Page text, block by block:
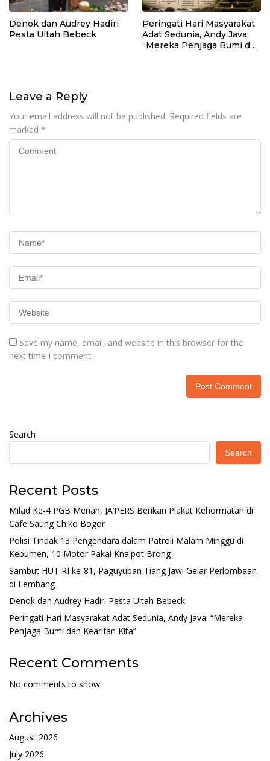
Denok dan Audrey Hadiri
Pesta Ultah Bebeck
Peringati Hari Masyarakat
Adat Sedunia, Andy Java:
“Mereka Penjaga Bumi dan
Leave a Reply
Your email address will not be published. Required fields are
marked *
Save my name, email, and website in this browser for the
next time I comment.
Search
Search
Recent Posts
Milad Ke-4 PGB Meriah, JA’PERS Berikan Plakat Kehormatan di
Cafe Saung Chiko Bogor
Polisi Tindak 13 Pengendara dalam Patroli Malam Minggu di
Kebumen, 10 Motor Pakai Knalpot Brong
Sambut HUT RI ke-81, Paguyuban Tiang Jawi Gelar Perlombaan
di Lembang
Denok dan Audrey Hadiri Pesta Ultah Bebeck
Peringati Hari Masyarakat Adat Sedunia, Andy Java: “Mereka
Penjaga Bumi dan Kearifan Kita”
Recent Comments
No comments to show.
Archives
August 2026
July 2026